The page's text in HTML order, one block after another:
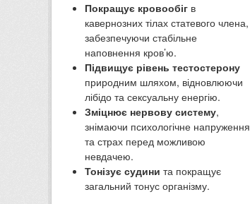
Покращує кровообіг в
кавернозних тілах статевого члена,
забезпечуючи стабільне
наповнення кров’ю.
Підвищує рівень тестостерону
природним шляхом, відновлюючи
лібідо та сексуальну енергію.
Зміцнює нервову систему,
знімаючи психологічне напруження
та страх перед можливою
невдачею.
Тонізує судини та покращує
загальний тонус організму.